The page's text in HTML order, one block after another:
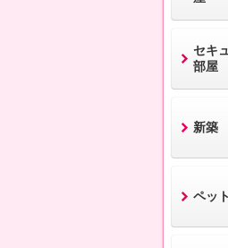
セキ
部屋
新築
ペッ